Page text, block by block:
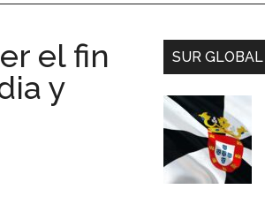
el fin
y
SUR GLOBAL